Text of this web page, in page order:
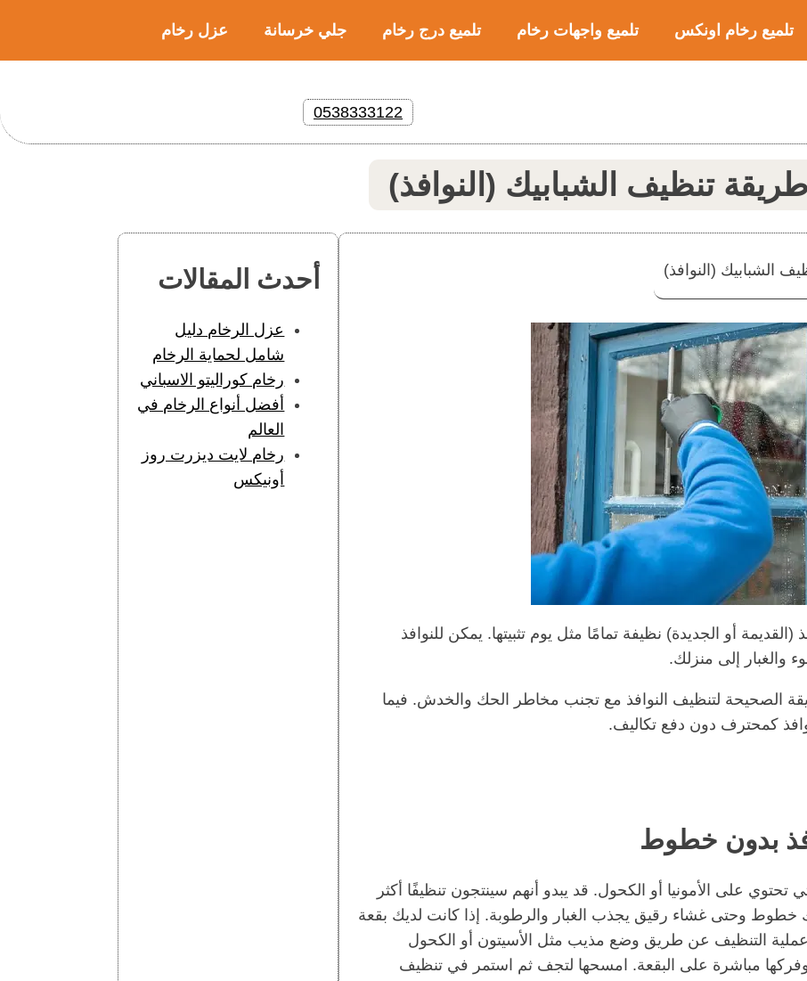
تلميع رخام اونكس تلميع واجهات رخام تلميع درج رخام جلي خرسانة عزل رخام
0538333122
طريقة تنظيف الشبابيك (النوافذ)
الشبابيك (النوافذ)
أو الجديدة) نظيفة تمامًا مثل يوم تثبيتها. يمكن للنوافذ
والغبار إلى منزلك.
الصحيحة لتنظيف النوافذ مع تجنب مخاطر الحك والخدش. فيما
كمحترف دون دفع تكاليف.
على الأمونيا أو الكحول. قد يبدو أنهم سينتجون تنظيفًا أكثر
خطوط وحتى غشاء رقيق يجذب الغبار والرطوبة. إذا كانت لديك بقعة
التنظيف عن طريق وضع مذيب مثل الأسيتون أو الكحول
مباشرة على البقعة. امسحها لتجف ثم استمر في تنظيف
أحدث المقالات
عزل الرخام دليل
شامل لحماية الرخام
رخام كوراليتو الاسباني
أفضل أنواع الرخام في
العالم
رخام لايت ديزرت روز
أونيكس